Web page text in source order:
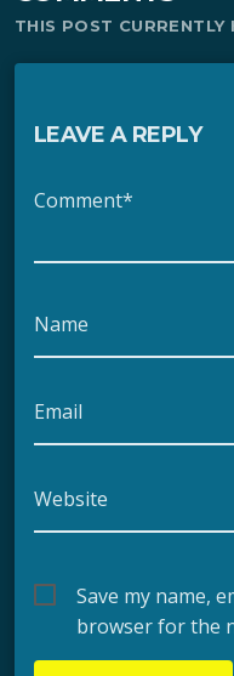
THIS POST CURRENTLY
LEAVE A REPLY
Comment*
Name
Email
Website
Save my name,
browser for the